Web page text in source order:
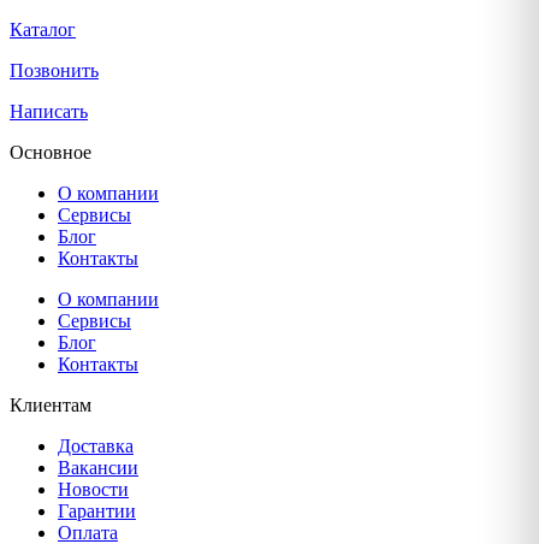
Каталог
Позвонить
Написать
Основное
О компании
Сервисы
Блог
Контакты
О компании
Сервисы
Блог
Контакты
Клиентам
Доставка
Вакансии
Новости
Гарантии
Оплата